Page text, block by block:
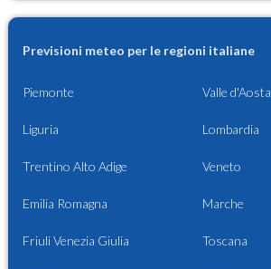
Previsioni meteo per le regioni italiane
Piemonte Valle d'Aosta
Liguria Lombardia
Trentino Alto Adige Veneto
Emilia Romagna Marche
Friuli Venezia Giulia Toscana